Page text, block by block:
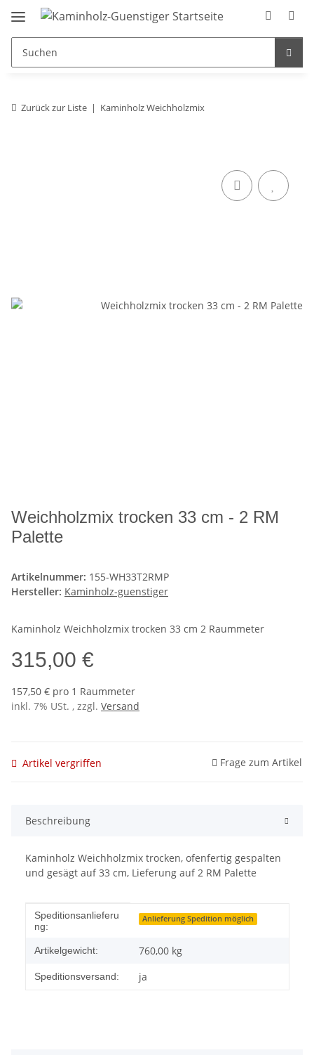
Zurück zur Liste Kaminholz Weichholzmix
Weichholzmix trocken 33 cm - 2 RM
Palette
Artikelnummer: 155-WH33T2RMP
Hersteller: Kaminholz-guenstiger
Kaminholz Weichholzmix trocken 33 cm 2 Raummeter
315,00 €
157,50 € pro 1 Raummeter
inkl. 7% USt. , zzgl. Versand
Artikel vergriffen Frage zum Artikel
Beschreibung
Kaminholz Weichholzmix trocken, ofenfertig gespalten
und gesägt auf 33 cm, Lieferung auf 2 RM Palette
Produkteigenschaft
Wert
Speditionsanlieferu
ng:
Anlieferung Spedition möglich
Artikelgewicht: 760,00 kg
Speditionsversand: ja